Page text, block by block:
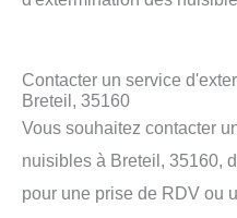
Contacter un service
Breteil, 35160
Vous souhaitez contacter
nuisibles à Breteil, 35160,
pour une prise de RDV ou